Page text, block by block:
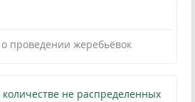
проведении жеребьёвок
не распределенных